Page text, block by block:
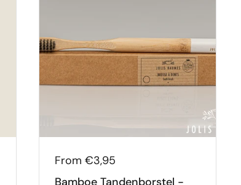
From €3,95
Bamboe Tandenborstel -